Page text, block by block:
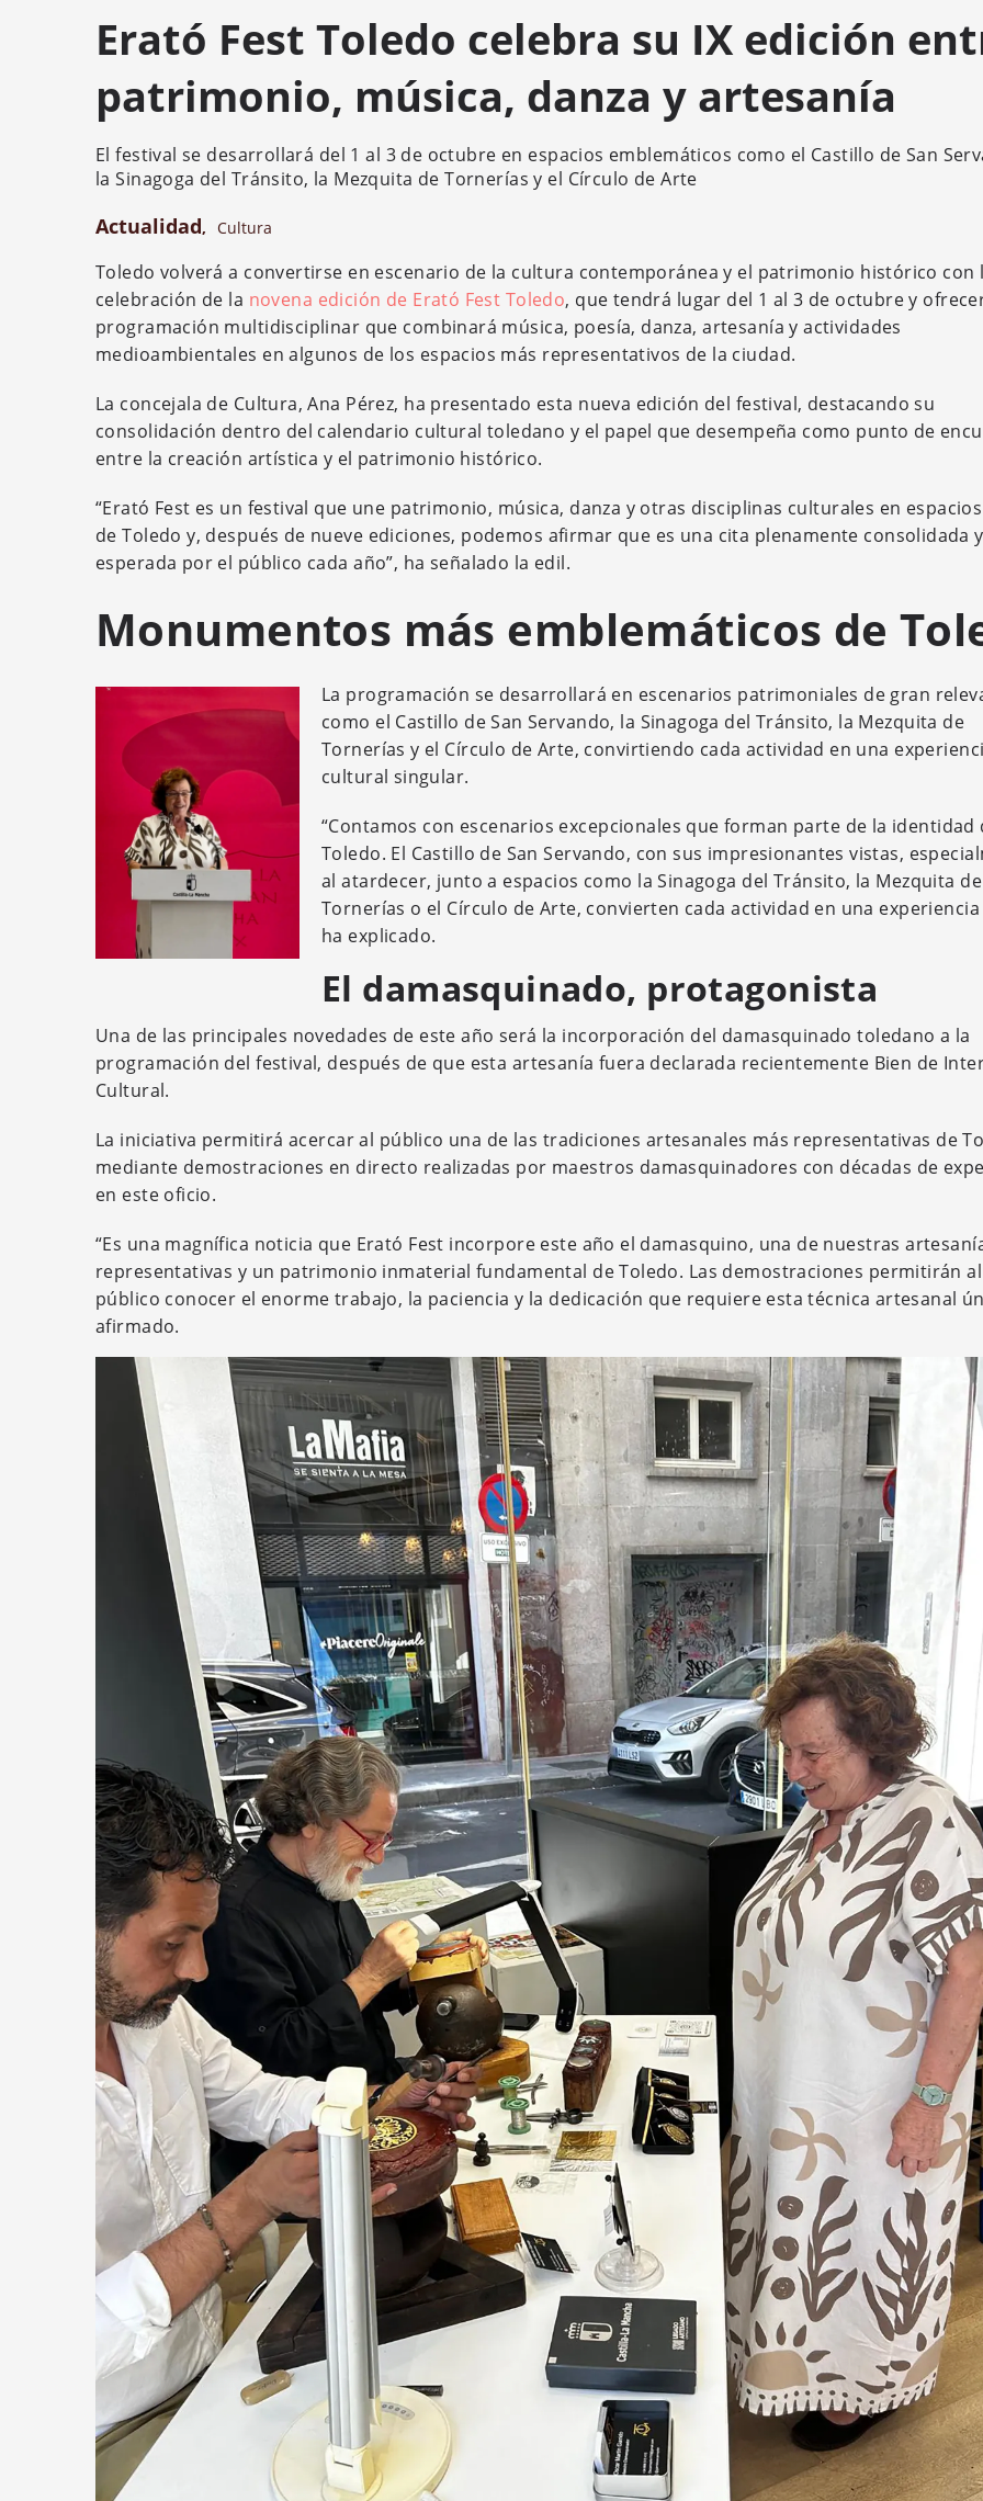
Erató Fest Toledo celebra su IX edición
patrimonio, música, danza y artesanía
El festival se desarrollará del 1 al 3 de octubre en espacios emblemáticos como el Castillo de San
la Sinagoga del Tránsito, la Mezquita de Tornerías y el Círculo de Arte
Actualidad, Cultura
Toledo volverá a convertirse en escenario de la cultura contemporánea y el patrimonio histórico con
celebración de la novena edición de Erató Fest Toledo, que tendrá lugar del 1 al 3 de octubre y
programación multidisciplinar que combinará música, poesía, danza, artesanía y actividades
medioambientales en algunos de los espacios más representativos de la ciudad.
La concejala de Cultura, Ana Pérez, ha presentado esta nueva edición del festival, destacando su
consolidación dentro del calendario cultural toledano y el papel que desempeña como punto de
entre la creación artística y el patrimonio histórico.
“Erató Fest es un festival que une patrimonio, música, danza y otras disciplinas culturales en
de Toledo y, después de nueve ediciones, podemos afirmar que es una cita plenamente consolidada y
esperada por el público cada año”, ha señalado la edil.
Monumentos más emblemáticos de
La programación se desarrollará en escenarios patrimoniales de gran
como el Castillo de San Servando, la Sinagoga del Tránsito, la Mezquita de
Tornerías y el Círculo de Arte, convirtiendo cada actividad en una
cultural singular.
“Contamos con escenarios excepcionales que forman parte de la identidad
Toledo. El Castillo de San Servando, con sus impresionantes vistas,
al atardecer, junto a espacios como la Sinagoga del Tránsito, la Mezquita de
Tornerías o el Círculo de Arte, convierten cada actividad en una experiencia
ha explicado.
El damasquinado, protagonista
Una de las principales novedades de este año será la incorporación del damasquinado toledano a la
programación del festival, después de que esta artesanía fuera declarada recientemente Bien de
Cultural.
La iniciativa permitirá acercar al público una de las tradiciones artesanales más representativas de
mediante demostraciones en directo realizadas por maestros damasquinadores con décadas de
en este oficio.
“Es una magnífica noticia que Erató Fest incorpore este año el damasquino, una de nuestras
representativas y un patrimonio inmaterial fundamental de Toledo. Las demostraciones permitirán al
público conocer el enorme trabajo, la paciencia y la dedicación que requiere esta técnica artesanal
afirmado.